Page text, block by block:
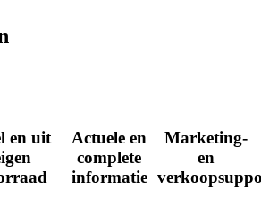
en uit
Actuele en
complete
informatie
Marketing-
en